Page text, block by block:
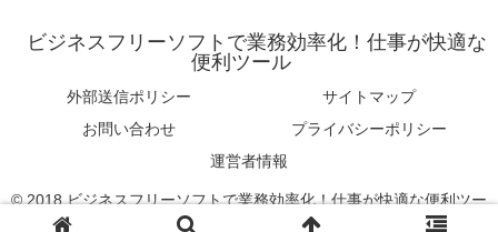
ビジネスフリーソフトで業務効率化！仕事が快適な
便利ツール
外部送信ポリシー
サイトマップ
お問い合わせ
プライバシーポリシー
運営者情報
© 2018 ビジネスフリーソフトで業務効率化！仕事が快適な便利ツー